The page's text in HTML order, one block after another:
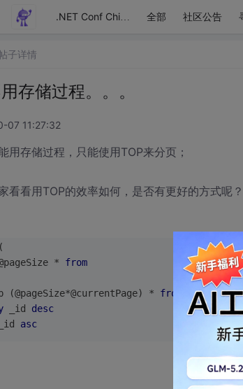
.NET Conf China 全部 社区公告
子详情
存储过程。。。
07 11:27:32
用存储过程，只能使用TOP来分页；
看看用TOP的效率如何，是否有更好的方式呢？
* from
(@pageSize*@currentPage) * from page order
_id desc
asc